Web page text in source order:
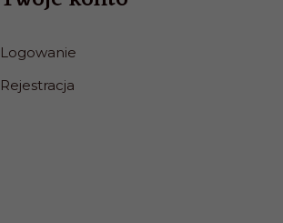
Logowanie
Rejestracja